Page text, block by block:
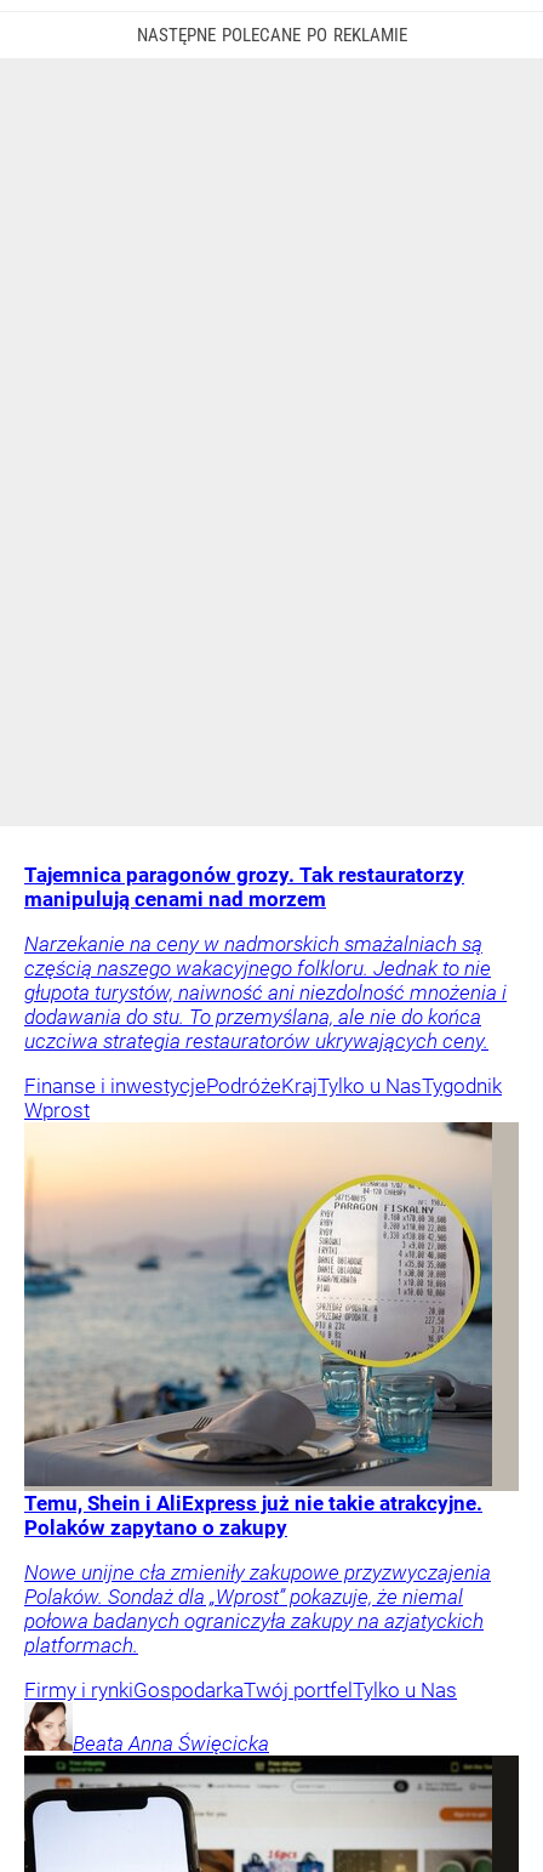
Tajemnica paragonów grozy. Tak restauratorzy
manipulują cenami nad morzem
Narzekanie na ceny w nadmorskich smażalniach są
częścią naszego wakacyjnego folkloru. Jednak to nie
głupota turystów, naiwność ani niezdolność mnożenia i
dodawania do stu. To przemyślana, ale nie do końca
uczciwa strategia restauratorów ukrywających ceny.
Finanse i inwestycjePodróżeKrajTylko u NasTygodnik
Wprost
Temu, Shein i AliExpress już nie takie atrakcyjne.
Polaków zapytano o zakupy
Nowe unijne cła zmieniły zakupowe przyzwyczajenia
Polaków. Sondaż dla „Wprost” pokazuje, że niemal
połowa badanych ograniczyła zakupy na azjatyckich
platformach.
Firmy i rynkiGospodarkaTwój portfelTylko u Nas
Beata Anna Święcicka